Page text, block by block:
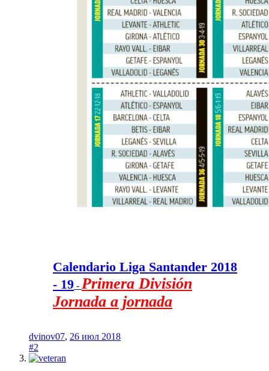
Calendario Liga Santander 2018
- 19 - Primera División
Jornada a jornada
dvinov07, 26 июл 2018
#2